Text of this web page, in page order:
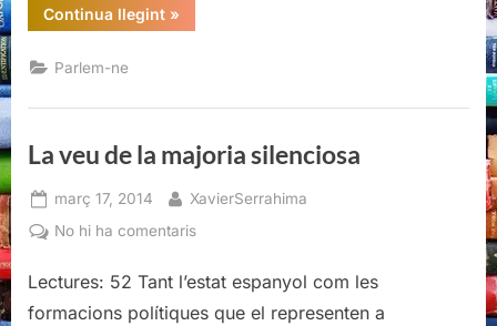
Continua llegint“La
veu
»
Parlem-ne
La veu de la majoria silenciosa
Posted
on
març 17, 2014 By
XavierSerrahima
No hi ha comentarisa
veu
de
Lectures: 52 Tant l’estat espanyol com les
formacions polítiques que el representen a